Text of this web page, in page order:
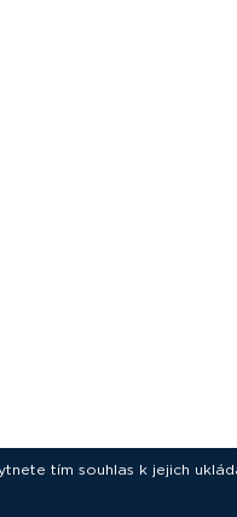
tím souhlas k jejich